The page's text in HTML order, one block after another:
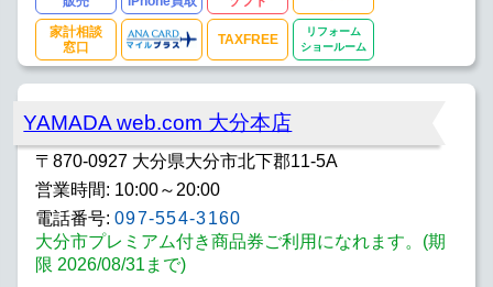
家計相談
窓口
TAXFREE
リフォーム
ショールーム
YAMADA web.com 大分本店
〒870-0927 大分県大分市北下郡11-5A
営業時間: 10:00～20:00
電話番号: 097-554-3160
大分市プレミアム付き商品券ご利用になれます。(期
限 2026/08/31まで)